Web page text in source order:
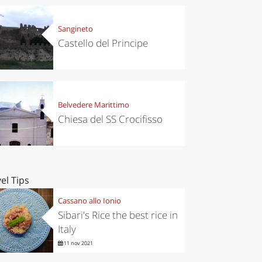
Sangineto
Castello del Principe
Belvedere Marittimo
Chiesa del SS Crocifisso
Tips
Cassano allo Ionio
Sibari's Rice the best rice in
Italy
11 nov 2021